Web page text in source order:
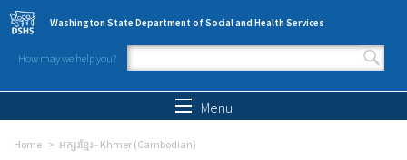
Skip to main content
Washington State Department of Social and Health Services
How may we help you?
Search form
Menu
Home អក្សរខ្មែរ - Khmer (Cambodian)